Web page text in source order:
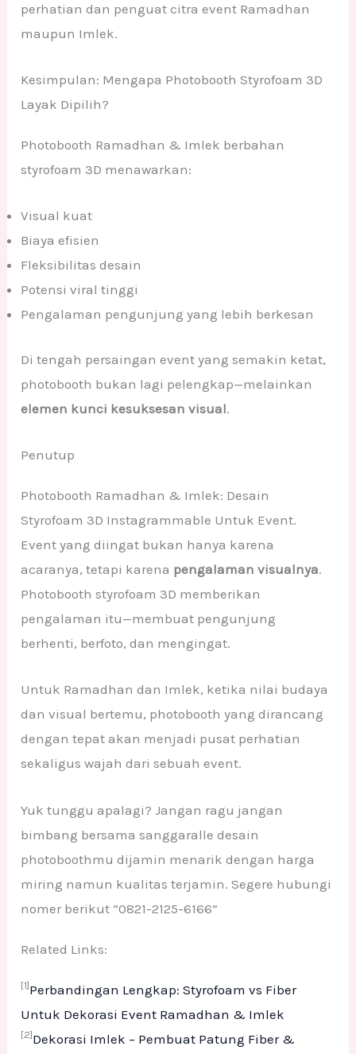
perhatian dan penguat citra event Ramadhan
maupun Imlek.
Kesimpulan: Mengapa Photobooth Styrofoam 3D
Layak Dipilih?
Photobooth Ramadhan & Imlek berbahan
styrofoam 3D menawarkan:
Visual kuat
Biaya efisien
Fleksibilitas desain
Potensi viral tinggi
Pengalaman pengunjung yang lebih berkesan
Di tengah persaingan event yang semakin ketat,
photobooth bukan lagi pelengkap—melainkan
elemen kunci kesuksesan visual.
Penutup
Photobooth Ramadhan & Imlek: Desain
Styrofoam 3D Instagrammable Untuk Event.
Event yang diingat bukan hanya karena
acaranya, tetapi karena pengalaman visualnya.
Photobooth styrofoam 3D memberikan
pengalaman itu—membuat pengunjung
berhenti, berfoto, dan mengingat.
Untuk Ramadhan dan Imlek, ketika nilai budaya
dan visual bertemu, photobooth yang dirancang
dengan tepat akan menjadi pusat perhatian
sekaligus wajah dari sebuah event.
Yuk tunggu apalagi? Jangan ragu jangan
bimbang bersama sanggaralle desain
photoboothmu dijamin menarik dengan harga
miring namun kualitas terjamin. Segere hubungi
nomer berikut “0821-2125-6166”
Related Links:
[1]Perbandingan Lengkap: Styrofoam vs Fiber
Untuk Dekorasi Event Ramadhan & Imlek
[2]Dekorasi Imlek – Pembuat Patung Fiber &